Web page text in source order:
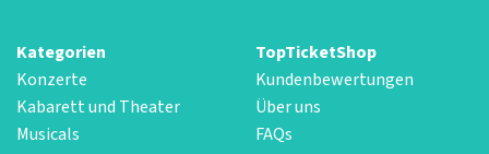
Kategorien
Konzerte
Kabarett und Theater
Musicals
TopTicketShop
Kundenbewertungen
Über uns
FAQs